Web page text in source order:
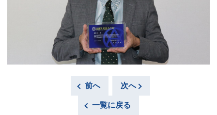
前へ 次へ
一覧に戻る